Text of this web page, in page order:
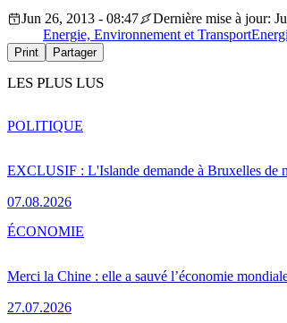
Jun 26, 2013 - 08:47
Dernière mise à jour:
Energie, Environnement et Transport
Print Partager
LES PLUS LUS
EXCLUSIF : L'Islande demande à Bruxelles de
07.08.2026
POLITIQUE
Merci la Chine : elle a sauvé l’économie
27.07.2026
ÉCONOMIE